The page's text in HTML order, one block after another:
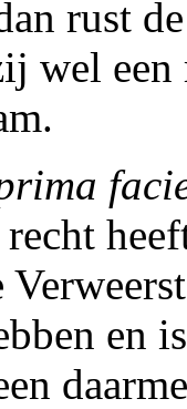
rust
wel
recht
en